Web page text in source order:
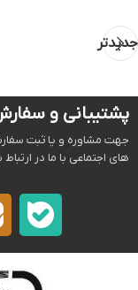
جدیدتر
پشتیبانی و
جهت مشاوره و یا ثبت
های اجتماعی با ما در ارتباط